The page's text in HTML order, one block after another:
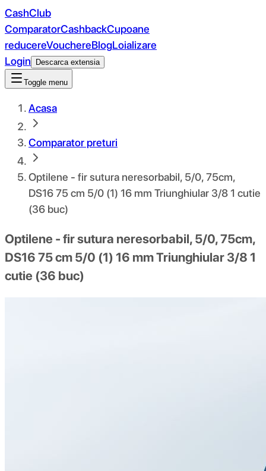
CashClub
ComparatorCashbackCupoane
reducereVouchereBlogLoializare
Login
Descarca extensia
Toggle menu
Acasa
Comparator preturi
Optilene - fir sutura neresorbabil, 5/0, 75cm,
DS16 75 cm 5/0 (1) 16 mm Triunghiular 3/8 1 cutie
(36 buc)
Optilene - fir sutura neresorbabil, 5/0, 75cm,
DS16 75 cm 5/0 (1) 16 mm Triunghiular 3/8 1
cutie (36 buc)